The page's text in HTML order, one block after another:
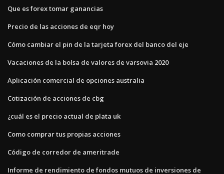
Que es forex tomar ganancias
Precio de las acciones de eqr hoy
Cómo cambiar el pin de la tarjeta forex del banco del eje
Vacaciones de la bolsa de valores de varsovia 2020
Aplicación comercial de opciones australia
Cotización de acciones de cbg
¿cuál es el precio actual de plata uk
Como comprar tus propias acciones
Código de corredor de ameritrade
Informe de rendimiento de fondos mutuos de inversiones de